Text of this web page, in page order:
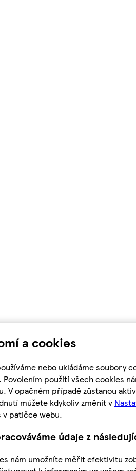
a cookies
nebo ukládáme soubory
Povolením použití všech cookies
V opačném případě zůstanou
můžete kdykoliv změnit v
v patičce webu.
údaje z
nám umožníte měřit efektivitu